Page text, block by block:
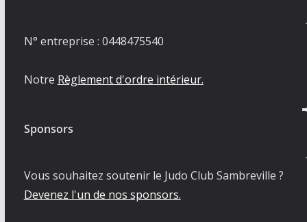
N° entreprise : 0448475540
Notre Règlement d'ordre intérieur.
Sponsors
Vous souhaitez soutenir le Judo Club Sambreville ?
Devenez l'un de nos sponsors.